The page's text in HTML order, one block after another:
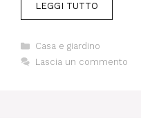
LEGGI TUTTO
Categorie
Casa e giardino
Lascia un commento